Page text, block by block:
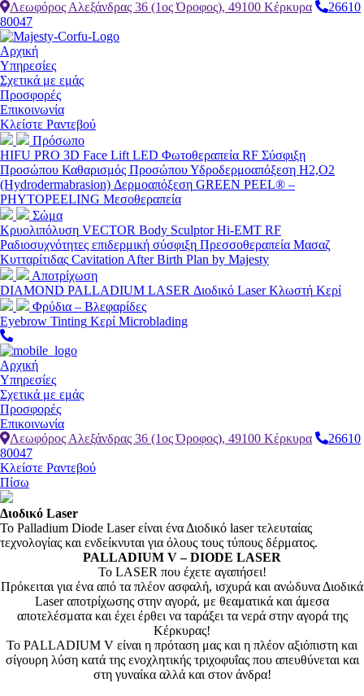
Λεωφόρος Αλεξάνδρας 36 (1ος Όροφος), 49100 Κέρκυρα
26610
80047
Αρχική
Υπηρεσίες
Σχετικά με εμάς
Προσφορές
Επικοινωνία
Κλείστε Ραντεβού
Πρόσωπο
HIFU PRO 3D Face Lift LED Φωτοθεραπεία RF Σύσφιξη
Προσώπου Καθαρισμός ΠροσώπουΥδροδερμοαπόξεση H2,O2
(Hydrodermabrasion) Δερμοαπόξεση GREEN PEEL® –
PHYTOPEELING Μεσοθεραπεία
Σώμα
Κρυολιπόλυση VECTOR Body Sculptor Hi-EMT RF
Ραδιοσυχνότητες επιδερμική σύσφιξη Πρεσσοθεραπεία Μασαζ
Κυτταρίτιδας Cavitation After Birth Plan by Majesty
Αποτρίχωση
DIAMOND PALLADIUM LASER Διοδικό Laser Κλωστή Κερί
Φρύδια – Βλεφαρίδες
Eyebrow Tinting Κερί Microblading
Αρχική
Υπηρεσίες
Σχετικά με εμάς
Προσφορές
Επικοινωνία
Λεωφόρος Αλεξάνδρας 36 (1ος Όροφος), 49100 Κέρκυρα
26610
80047
Κλείστε Ραντεβού
Πίσω
Διοδικό Laser
Το Palladium Diode Laser είναι ένα Διοδικό laser τελευταίας
τεχνολογίας και ενδείκνυται για όλους τους τύπους δέρματος.
PALLADIUM V – DIODE LASER
Το LASER που έχετε αγαπήσει!
Πρόκειται για ένα από τα πλέον ασφαλή, ισχυρά και ανώδυνα Διοδικά
Laser αποτρίχωσης στην αγορά, με θεαματικά και άμεσα
αποτελέσματα και έχει έρθει να ταράξει τα νερά στην αγορά της
Κέρκυρας!
To PALLADIUM V είναι η πρόταση μας και η πλέον αξιόπιστη και
σίγουρη λύση κατά της ενοχλητικής τριχοφυΐας που απευθύνεται και
στη γυναίκα αλλά και στον άνδρα!